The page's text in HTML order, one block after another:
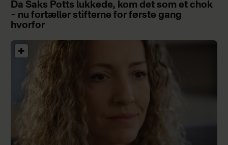
Da Saks Potts lukkede, kom det som et chok
– nu fortæller stifterne for første gang
hvorfor